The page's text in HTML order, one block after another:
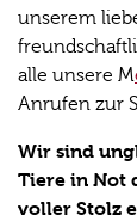
unserem
alle unsere M
Anrufen zur
Wir sind
Tiere in Not
voller Stolz